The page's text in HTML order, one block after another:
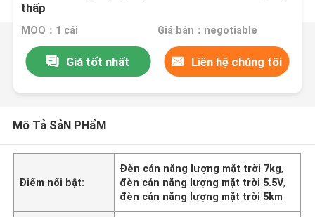
thấp
MOQ：1 cái Giá bán：negotiable
Giá tốt nhất Liên hệ chúng tôi
Mô Tả SảN PHẩM
Điểm nổi bật:
Đèn cản năng lượng mặt trời 7kg,
đèn cản năng lượng mặt trời 5.5V,
đèn cản năng lượng mặt trời 5km